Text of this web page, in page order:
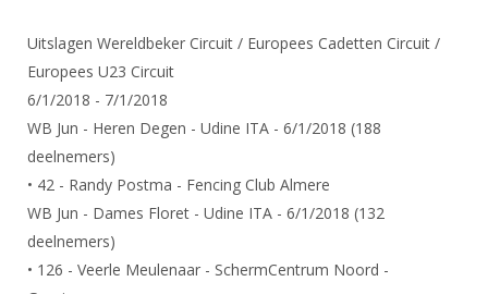
Uitslagen Wereldbeker Circuit / Europees Cadetten Circuit /
Europees U23 Circuit
6/1/2018 - 7/1/2018
WB Jun - Heren Degen - Udine ITA - 6/1/2018 (188
deelnemers)
• 42 - Randy Postma - Fencing Club Almere
WB Jun - Dames Floret - Udine ITA - 6/1/2018 (132
deelnemers)
• 126 - Veerle Meulenaar - SchermCentrum Noord -